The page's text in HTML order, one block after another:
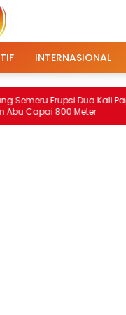
INTERNASIONAL
Kali Pagi Ini,